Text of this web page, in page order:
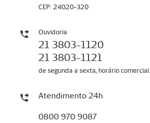
CEP: 24020-320
Ouvidoria
21 3803-1120
21 3803-1121
de segunda a sexta, horário comercial
Atendimento 24h
0800 970 9087